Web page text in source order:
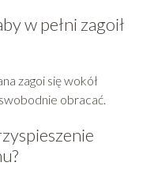
w pełni zagoił
zagoi się wokół
obracać.